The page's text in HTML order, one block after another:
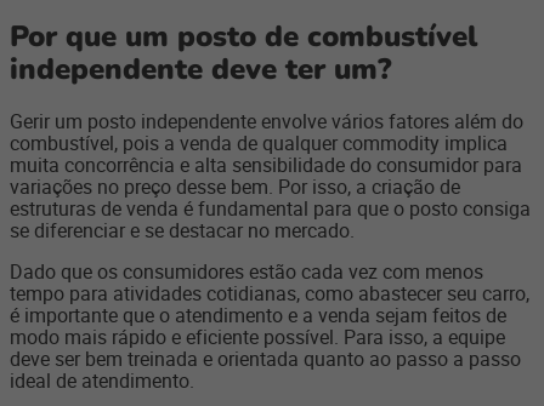
Por que um posto de combustível
independente deve ter um?
Gerir um posto independente envolve vários fatores além do
combustível, pois a venda de qualquer commodity implica
muita concorrência e alta sensibilidade do consumidor para
variações no preço desse bem. Por isso, a criação de
estruturas de venda é fundamental para que o posto consiga
se diferenciar e se destacar no mercado.
Dado que os consumidores estão cada vez com menos
tempo para atividades cotidianas, como abastecer seu carro,
é importante que o atendimento e a venda sejam feitos de
modo mais rápido e eficiente possível. Para isso, a equipe
deve ser bem treinada e orientada quanto ao passo a passo
ideal de atendimento.